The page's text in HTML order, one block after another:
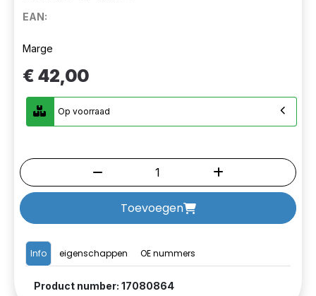
EAN:
Info eigenschappen OE nummers
Product number: 17080864
Marge
€ 42,00
Op voorraad
Toevoegen